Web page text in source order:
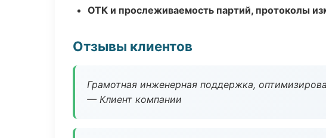
ОТК и прослеживаемость партий, протоколы
Отзывы клиентов
Грамотная инженерная поддержка,
— Клиент компании